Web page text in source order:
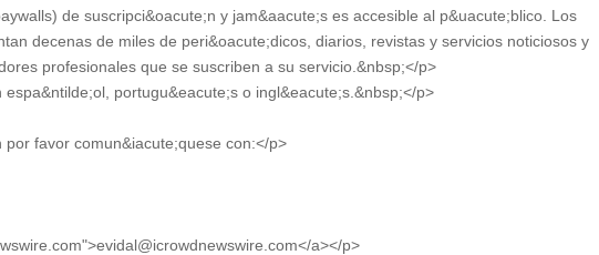
de suscripci&oacute;n y jam&aacute;s es accesible al p&uacute;blico. Los
decenas de miles de peri&oacute;dicos, diarios, revistas y servicios noticiosos y
profesionales que se suscriben a su servicio.&nbsp;</p>
portugu&eacute;s o ingl&eacute;s.&nbsp;</p>
favor comun&iacute;quese con:</p>
a></p>